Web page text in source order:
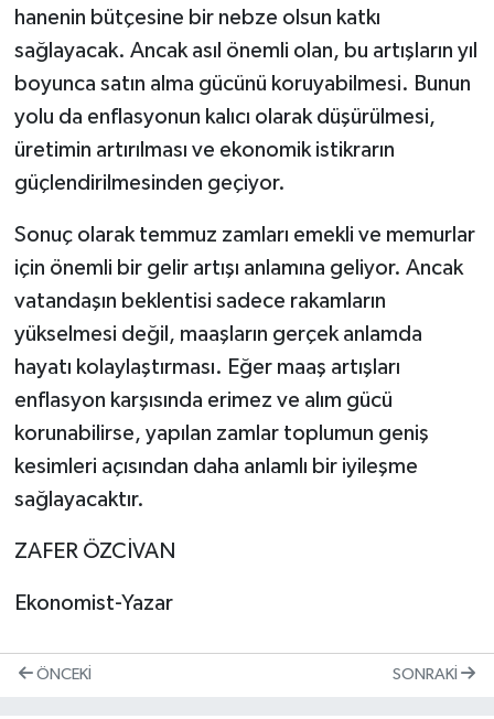
hanenin bütçesine bir nebze olsun katkı
sağlayacak. Ancak asıl önemli olan, bu artışların yıl
boyunca satın alma gücünü koruyabilmesi. Bunun
yolu da enflasyonun kalıcı olarak düşürülmesi,
üretimin artırılması ve ekonomik istikrarın
güçlendirilmesinden geçiyor.
Sonuç olarak temmuz zamları emekli ve memurlar
için önemli bir gelir artışı anlamına geliyor. Ancak
vatandaşın beklentisi sadece rakamların
yükselmesi değil, maaşların gerçek anlamda
hayatı kolaylaştırması. Eğer maaş artışları
enflasyon karşısında erimez ve alım gücü
korunabilirse, yapılan zamlar toplumun geniş
kesimleri açısından daha anlamlı bir iyileşme
sağlayacaktır.
ZAFER ÖZCİVAN
Ekonomist-Yazar
ÖNCEKI SONRAKI